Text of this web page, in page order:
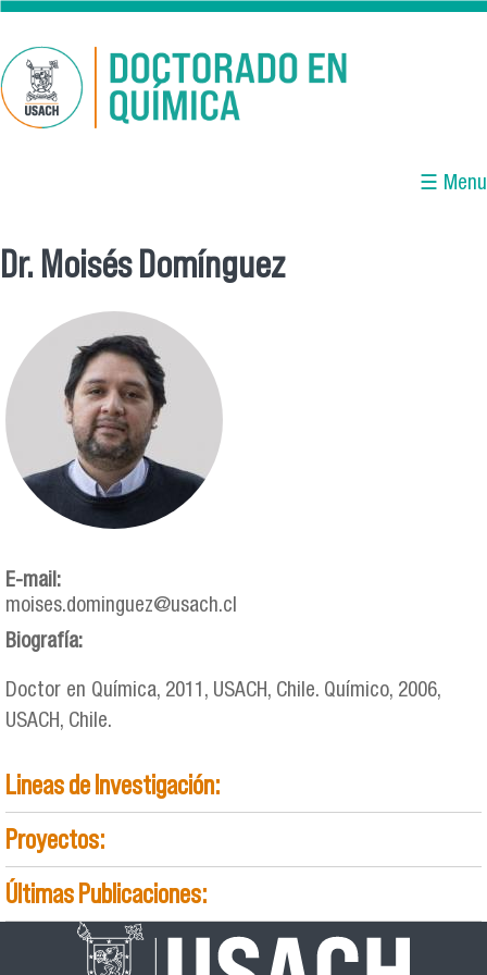
Pasar al contenido principal
☰ Menu
Se encuentra usted aquí
Dr. Moisés Domínguez
E-mail:
moises.dominguez@usach.cl
Biografía:
Doctor en Química, 2011, USACH, Chile. Químico, 2006,
USACH, Chile.
Lineas de Investigación:
Proyectos:
Últimas Publicaciones: